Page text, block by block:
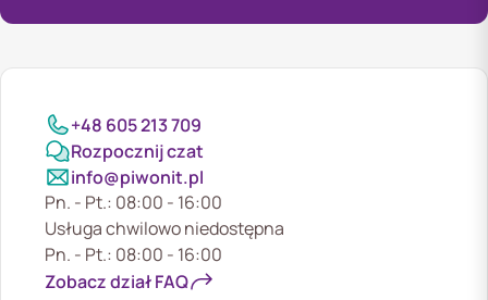
+48 605 213 709
Rozpocznij czat
info@piwonit.pl
Pn. - Pt.: 08:00 - 16:00
Usługa chwilowo niedostępna
Pn. - Pt.: 08:00 - 16:00
Zobacz dział FAQ